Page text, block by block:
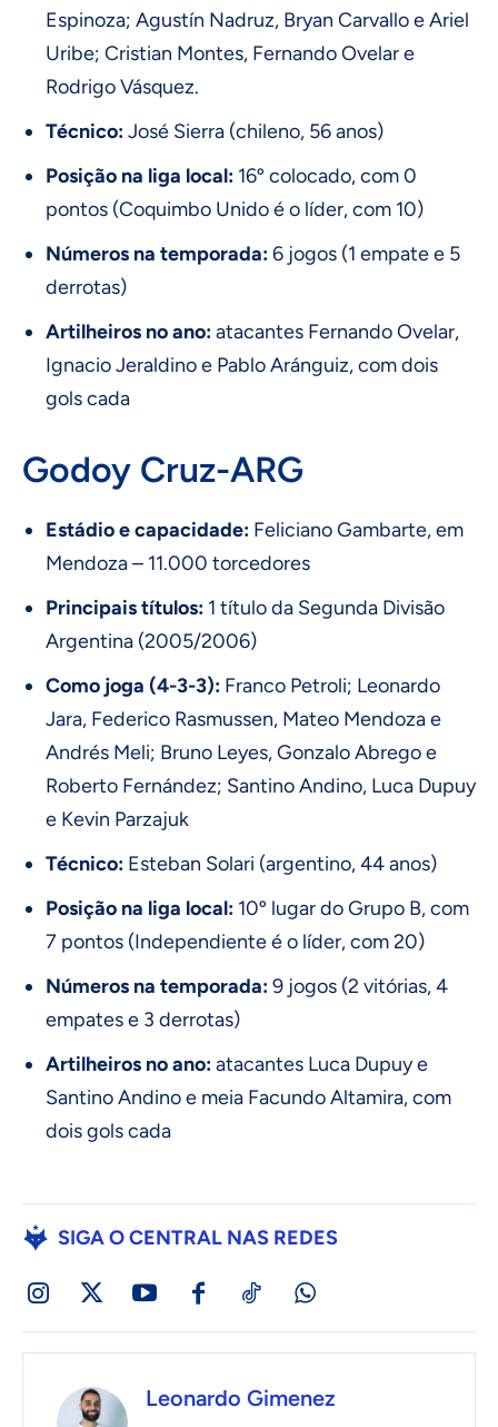
Espinoza; Agustín Nadruz, Bryan Carvallo e Ariel
Uribe; Cristian Montes, Fernando Ovelar e
Rodrigo Vásquez.
Técnico:José Sierra (chileno, 56 anos)
Posição na liga local: 16º colocado, com 0
pontos (Coquimbo Unido é o líder, com 10)
Números na temporada:6 jogos (1 empate e 5
derrotas)
Artilheiros no ano:atacantes Fernando Ovelar,
Ignacio Jeraldino e Pablo Aránguiz, com dois
gols cada
Godoy Cruz-ARG
Estádio e capacidade: Feliciano Gambarte, em
Mendoza – 11.000 torcedores
Principais títulos: 1 título da Segunda Divisão
Argentina (2005/2006)
Como joga (4-3-3): Franco Petroli; Leonardo
Jara, Federico Rasmussen, Mateo Mendoza e
Andrés Meli; Bruno Leyes, Gonzalo Abrego e
Roberto Fernández; Santino Andino, Luca Dupuy
e Kevin Parzajuk
Técnico: Esteban Solari (argentino, 44 anos)
Posição na liga local: 10º lugar do Grupo B, com
7 pontos (Independiente é o líder, com 20)
Números na temporada:9 jogos (2 vitórias, 4
empates e 3 derrotas)
Artilheiros no ano:atacantes Luca Dupuy e
Santino Andino e meia Facundo Altamira, com
dois gols cada
SIGA O CENTRAL NAS REDES
Leonardo Gimenez